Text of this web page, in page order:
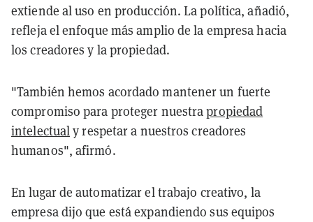
extiende al uso en producción. La política, añadió,
refleja el enfoque más amplio de la empresa hacia
los creadores y la propiedad.
"También hemos acordado mantener un fuerte
compromiso para proteger nuestrapropiedad
intelectualy respetar a nuestros creadores
humanos", afirmó.
En lugar de automatizar el trabajo creativo, la
empresa dijo que está expandiendo sus equipos